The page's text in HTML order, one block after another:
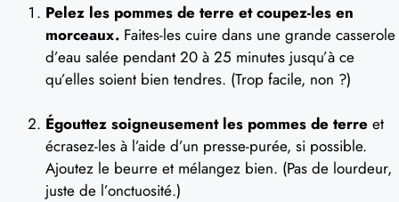
Pelez les pommes de terre et coupez-les en
morceaux. Faites-les cuire dans une grande casserole
d’eau salée pendant 20 à 25 minutes jusqu’à ce
qu’elles soient bien tendres. (Trop facile, non ?)
Égouttez soigneusement les pommes de terre et
écrasez-les à l’aide d’un presse-purée, si possible.
Ajoutez le beurre et mélangez bien. (Pas de lourdeur,
juste de l’onctuosité.)